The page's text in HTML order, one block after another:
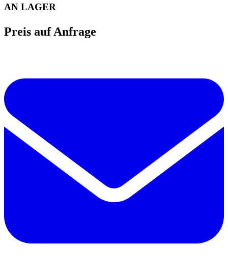
AN LAGER
Preis auf Anfrage